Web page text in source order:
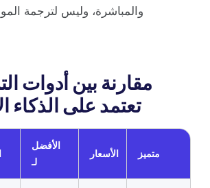
والمباشرة، وليس لترجمة
مقارنة بين أدوات
تعتمد على الذكاء
الأفضل
لـ
الأسعار متميز